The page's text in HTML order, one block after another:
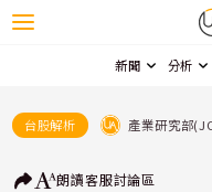
新聞 分析
台股解析 產業研究部
朗讀客服討論區